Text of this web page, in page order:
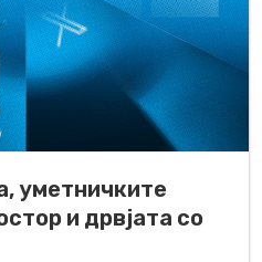
уметничките
и дрвјата со